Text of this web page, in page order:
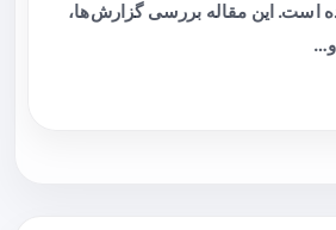
است. این مقاله بررسی گزارش‌ها،
و…